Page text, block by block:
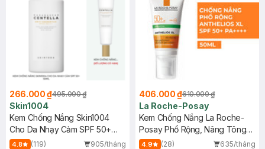
266.000 ₫495.000 ₫
Skin1004
Kem Chống Nắng Skin1004
Cho Da Nhạy Cảm SPF 50+
50ml
4.8 (119)
905/tháng
406.000 ₫610.000 ₫
La Roche-Posay
Kem Chống Nắng La Roche-
Posay Phổ Rộng, Nâng Tông
Kiềm Dầu 50ml
4.9 (28)
635/tháng